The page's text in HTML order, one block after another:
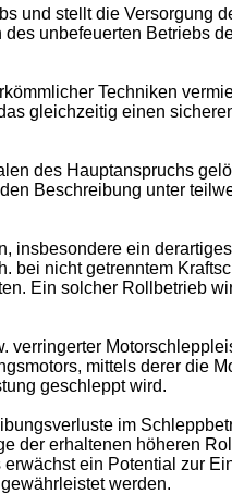
und stellt die Versorgung
unbefeuerten Betriebs
Techniken
gleichzeitig einen
des Hauptanspruchs
Beschreibung unter
insbesondere ein
bei nicht getrenntem
Ein solcher Rollbetrieb
verringerter
mittels derer die
geschleppt wird.
im
der erhaltenen höheren
ein Potential zur
werden.